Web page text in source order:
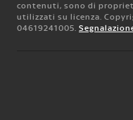
contenuti, sono di
utilizzati su licenza.
04619241005.